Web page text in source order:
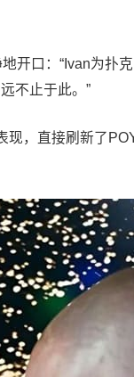
开口：“Ivan为扑克
不止于此。”
现，直接刷新了